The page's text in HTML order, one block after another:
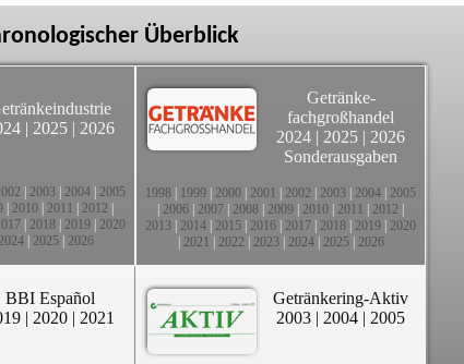
Überblick
| 2025 | 2026
2003 2004 2005
2010 2011 2012
2018 2019 2020
| 2025| 2026
Getränke-
fachgroßhandel
2024 | 2025 | 2026
Sonderausgaben
1998 1999 2000 2001 2002 2003 2004 2005
2006 2007 2008 2009 2010 2011 2012
2013 2014 2015 2016 2017 2018 2019 2020
2021 2022 2023| 2024| 2025| 2026
BBI Español
| 2020 | 2021
Getränkering-Aktiv
2003 | 2004 | 2005